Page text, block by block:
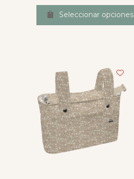
Seleccionar opciones